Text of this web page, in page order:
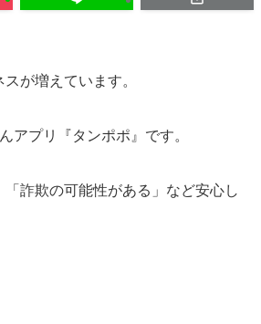
が増えています。
アプリ『タンポポ』です。
詐欺の可能性がある」など安心し